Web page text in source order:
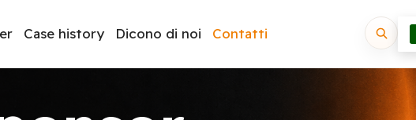
Case history Dicono di noi Contatti